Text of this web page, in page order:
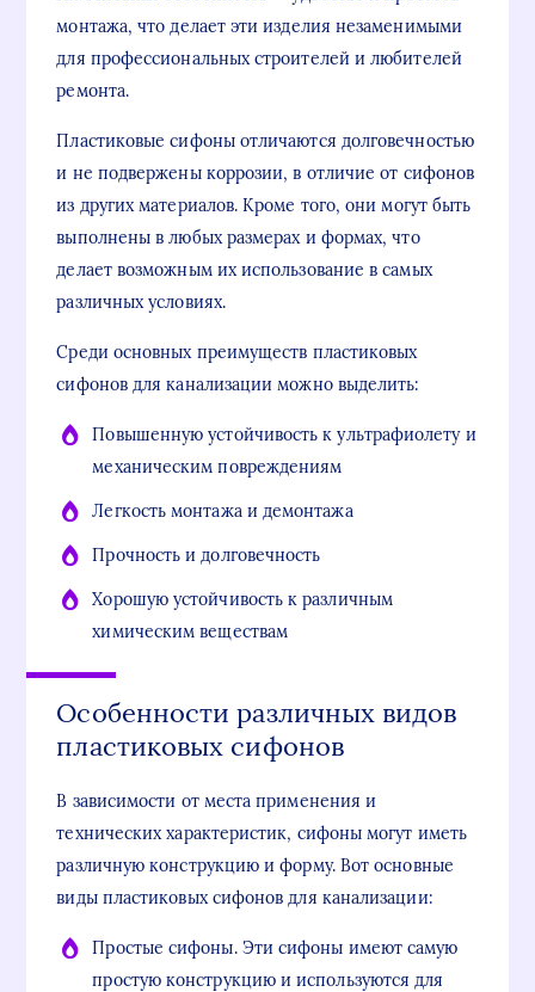
монтажа, что делает эти изделия незаменимыми
для профессиональных строителей и любителей
ремонта.
Пластиковые сифоны отличаются долговечностью
и не подвержены коррозии, в отличие от сифонов
из других материалов. Кроме того, они могут быть
выполнены в любых размерах и формах, что
делает возможным их использование в самых
различных условиях.
Среди основных преимуществ пластиковых
сифонов для канализации можно выделить:
Повышенную устойчивость к ультрафиолету и
механическим повреждениям
Легкость монтажа и демонтажа
Прочность и долговечность
Хорошую устойчивость к различным
химическим веществам
Особенности различных видов
пластиковых сифонов
В зависимости от места применения и
технических характеристик, сифоны могут иметь
различную конструкцию и форму. Вот основные
виды пластиковых сифонов для канализации:
Простые сифоны. Эти сифоны имеют самую
простую конструкцию и используются для